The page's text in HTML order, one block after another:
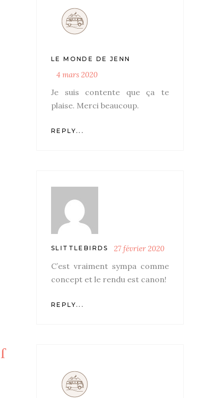
LE MONDE DE JENN
4 mars 2020
Je suis contente que ça te
plaise. Merci beaucoup.
REPLY...
SLITTLEBIRDS 27 février 2020
C’est vraiment sympa comme
concept et le rendu est canon!
REPLY...